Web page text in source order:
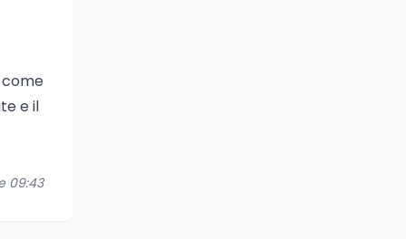
e il
09:43